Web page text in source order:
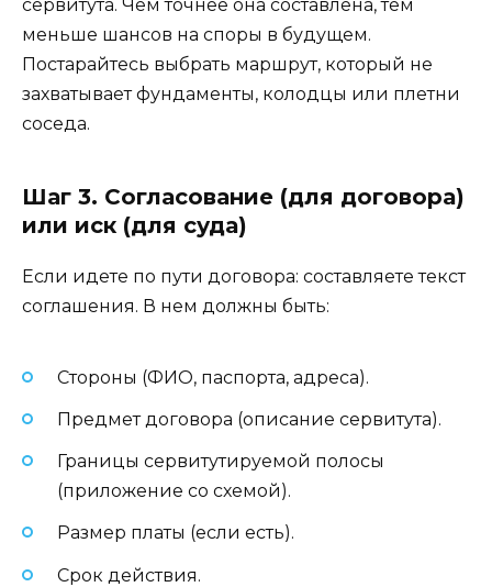
сервитута. Чем точнее она составлена, тем
меньше шансов на споры в будущем.
Постарайтесь выбрать маршрут, который не
захватывает фундаменты, колодцы или плетни
соседа.
Шаг 3. Согласование (для договора)
или иск (для суда)
Если идете по пути договора: составляете текст
соглашения. В нем должны быть:
Стороны (ФИО, паспорта, адреса).
Предмет договора (описание сервитута).
Границы сервитутируемой полосы
(приложение со схемой).
Размер платы (если есть).
Срок действия.